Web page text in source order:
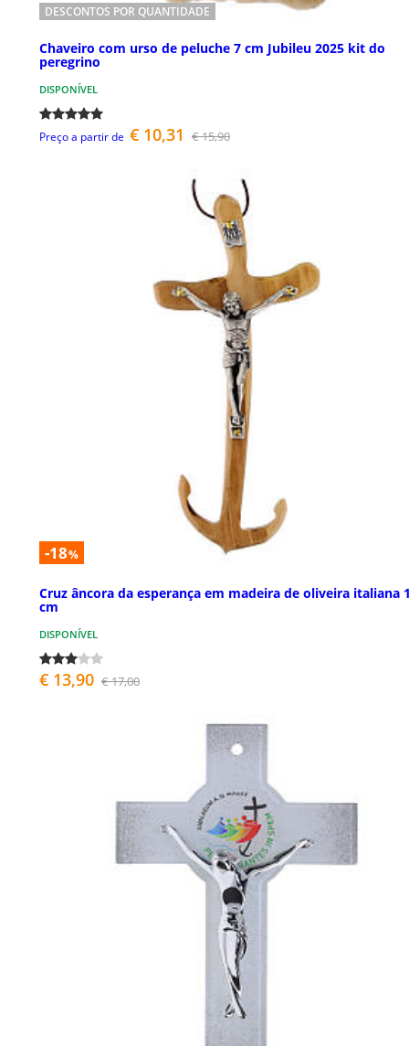
DESCONTOS POR QUANTIDADE
Chaveiro com urso de peluche 7 cm Jubileu 2025 kit do
peregrino
DISPONÍVEL
Preço a partir de € 10,31 € 15,90
-18%
Cruz âncora da esperança em madeira de oliveira italiana
cm
DISPONÍVEL
€ 13,90 € 17,00